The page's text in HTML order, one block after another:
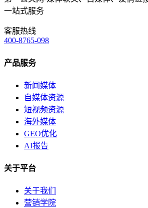
一站式服务
客服热线
400-8765-098
产品服务
新闻媒体
自媒体资源
短视频资源
海外媒体
GEO优化
AI报告
关于平台
关于我们
营销学院